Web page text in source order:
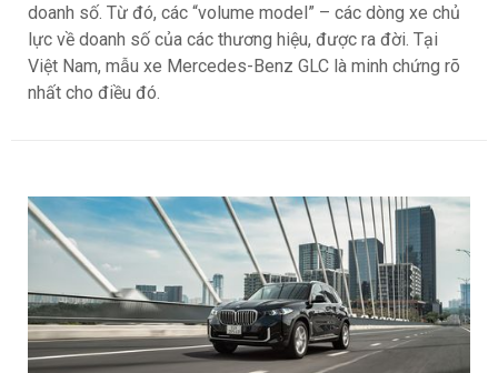
doanh số. Từ đó, các “volume model” – các dòng xe chủ
lực về doanh số của các thương hiệu, được ra đời. Tại
Việt Nam, mẫu xe Mercedes-Benz GLC là minh chứng rõ
nhất cho điều đó.